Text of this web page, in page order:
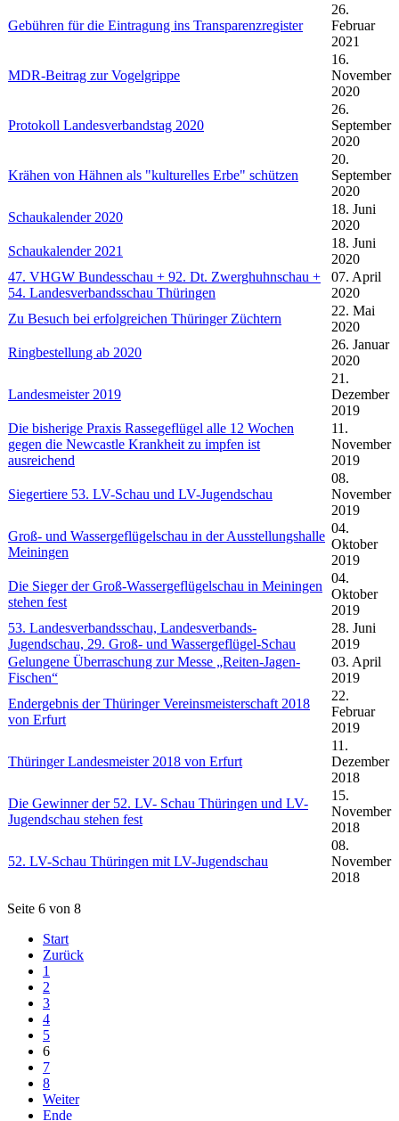
Gebühren für die Eintragung ins Transparenzregister
26.
Februar
2021
MDR-Beitrag zur Vogelgrippe
16.
November
2020
Protokoll Landesverbandstag 2020
26.
September
2020
Krähen von Hähnen als "kulturelles Erbe" schützen
20.
September
2020
Schaukalender 2020
18. Juni
2020
Schaukalender 2021
18. Juni
2020
47. VHGW Bundesschau + 92. Dt. Zwerghuhnschau +
54. Landesverbandsschau Thüringen
07. April
2020
Zu Besuch bei erfolgreichen Thüringer Züchtern
22. Mai
2020
Ringbestellung ab 2020
26. Januar
2020
Landesmeister 2019
21.
Dezember
2019
Die bisherige Praxis Rassegeflügel alle 12 Wochen
gegen die Newcastle Krankheit zu impfen ist
ausreichend
11.
November
2019
Siegertiere 53. LV-Schau und LV-Jugendschau
08.
November
2019
Groß- und Wassergeflügelschau in der Ausstellungshalle
Meiningen
04.
Oktober
2019
Die Sieger der Groß-Wassergeflügelschau in Meiningen
stehen fest
04.
Oktober
2019
53. Landesverbandsschau, Landesverbands-
Jugendschau, 29. Groß- und Wassergeflügel-Schau
28. Juni
2019
Gelungene Überraschung zur Messe „Reiten-Jagen-
Fischen“
03. April
2019
Endergebnis der Thüringer Vereinsmeisterschaft 2018
von Erfurt
22.
Februar
2019
Thüringer Landesmeister 2018 von Erfurt
11.
Dezember
2018
Die Gewinner der 52. LV- Schau Thüringen und LV-
Jugendschau stehen fest
15.
November
2018
52. LV-Schau Thüringen mit LV-Jugendschau
08.
November
2018
Seite 6 von 8
Start
Zurück
1
2
3
4
5
6
7
8
Weiter
Ende